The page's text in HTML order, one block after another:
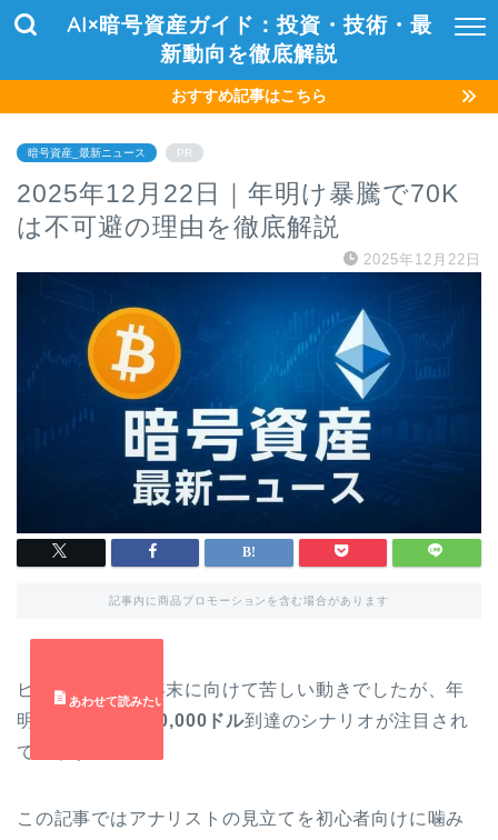
AI×暗号資産ガイド：投資・技術・最
新動向を徹底解説
おすすめ記事はこちら
暗号資産_最新ニュース PR
2025年12月22日｜年明け暴騰で70K
は不可避の理由を徹底解説
2025年12月22日
記事内に商品プロモーションを含む場合があります
ビットコインは年末に向けて苦しい動きでしたが、年
明けに反発して
70,000ドル到達のシナリオが注目され
ています。
この記事ではアナリストの見立てを初心者向けに噛み